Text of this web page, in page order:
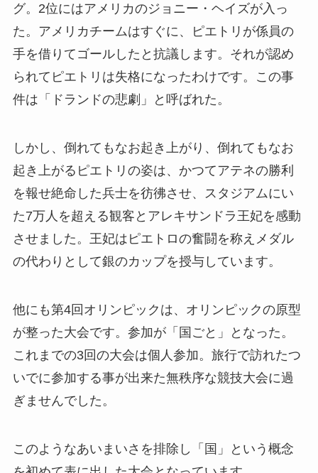
グ。2位にはアメリカのジョニー・ヘイズが入っ
た。アメリカチームはすぐに、ピエトリが係員の
手を借りてゴールしたと抗議します。それが認め
られてピエトリは失格になったわけです。この事
件は「ドランドの悲劇」と呼ばれた。
しかし、倒れてもなお起き上がり、倒れてもなお
起き上がるピエトリの姿は、かつてアテネの勝利
を報せ絶命した兵士を彷彿させ、スタジアムにい
た7万人を超える観客とアレキサンドラ王妃を感動
させました。王妃はピエトロの奮闘を称えメダル
の代わりとして銀のカップを授与しています。
他にも第4回オリンピックは、オリンピックの原型
が整った大会です。参加が「国ごと」となった。
これまでの3回の大会は個人参加。旅行で訪れたつ
いでに参加する事が出来た無秩序な競技大会に過
ぎませんでした。
このようなあいまいさを排除し「国」という概念